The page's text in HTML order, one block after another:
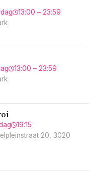
13:00 – 23:59
13:00 – 23:59
19:15
20, 3020